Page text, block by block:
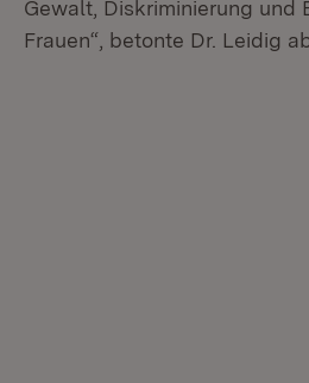
Gewalt, Diskriminierung und
Frauen“, betonte Dr. Leidig